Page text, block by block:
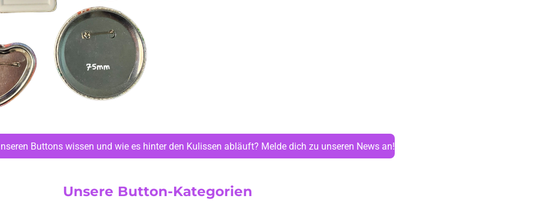
Buttons wissen und wie es hinter den Kulissen abläuft? Melde dich zu unseren News an!
Unsere Button-Kategorien